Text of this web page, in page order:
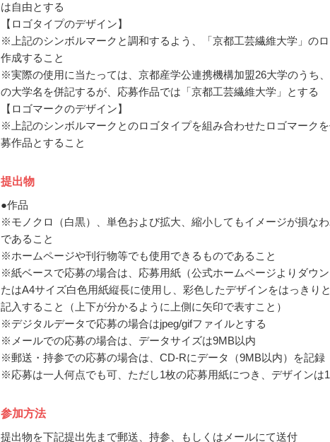
は自由とする
【ロゴタイプのデザイン】
※上記のシンボルマークと調和するよう、「京都工芸繊維大学」の
作成すること
※実際の使用に当たっては、京都産学公連携機構加盟26大学のうち
の大学名を併記するが、応募作品では「京都工芸繊維大学」とする
【ロゴマークのデザイン】
※上記のシンボルマークとのロゴタイプを組み合わせたロゴマーク
募作品とすること
提出物
●作品
※モノクロ（白黒）、単色および拡大、縮小してもイメージが損な
であること
※ホームページや刊行物等でも使用できるものであること
※紙ベースで応募の場合は、応募用紙（公式ホームページよりダウ
たはA4サイズ白色用紙縦長に使用し、彩色したデザインをはっきり
記入すること（上下が分かるように上側に矢印で表すこと）
※デジタルデータで応募の場合はjpeg/gifファイルとする
※メールでの応募の場合は、データサイズは9MB以内
※郵送・持参での応募の場合は、CD-Rにデータ（9MB以内）を記録
※応募は一人何点でも可、ただし1枚の応募用紙につき、デザインは
参加方法
提出物を下記提出先まで郵送、持参、もしくはメールにて送付